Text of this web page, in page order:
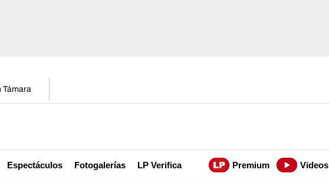
Támara
Espectáculos Fotogalerías LP Verifica Premium Videos